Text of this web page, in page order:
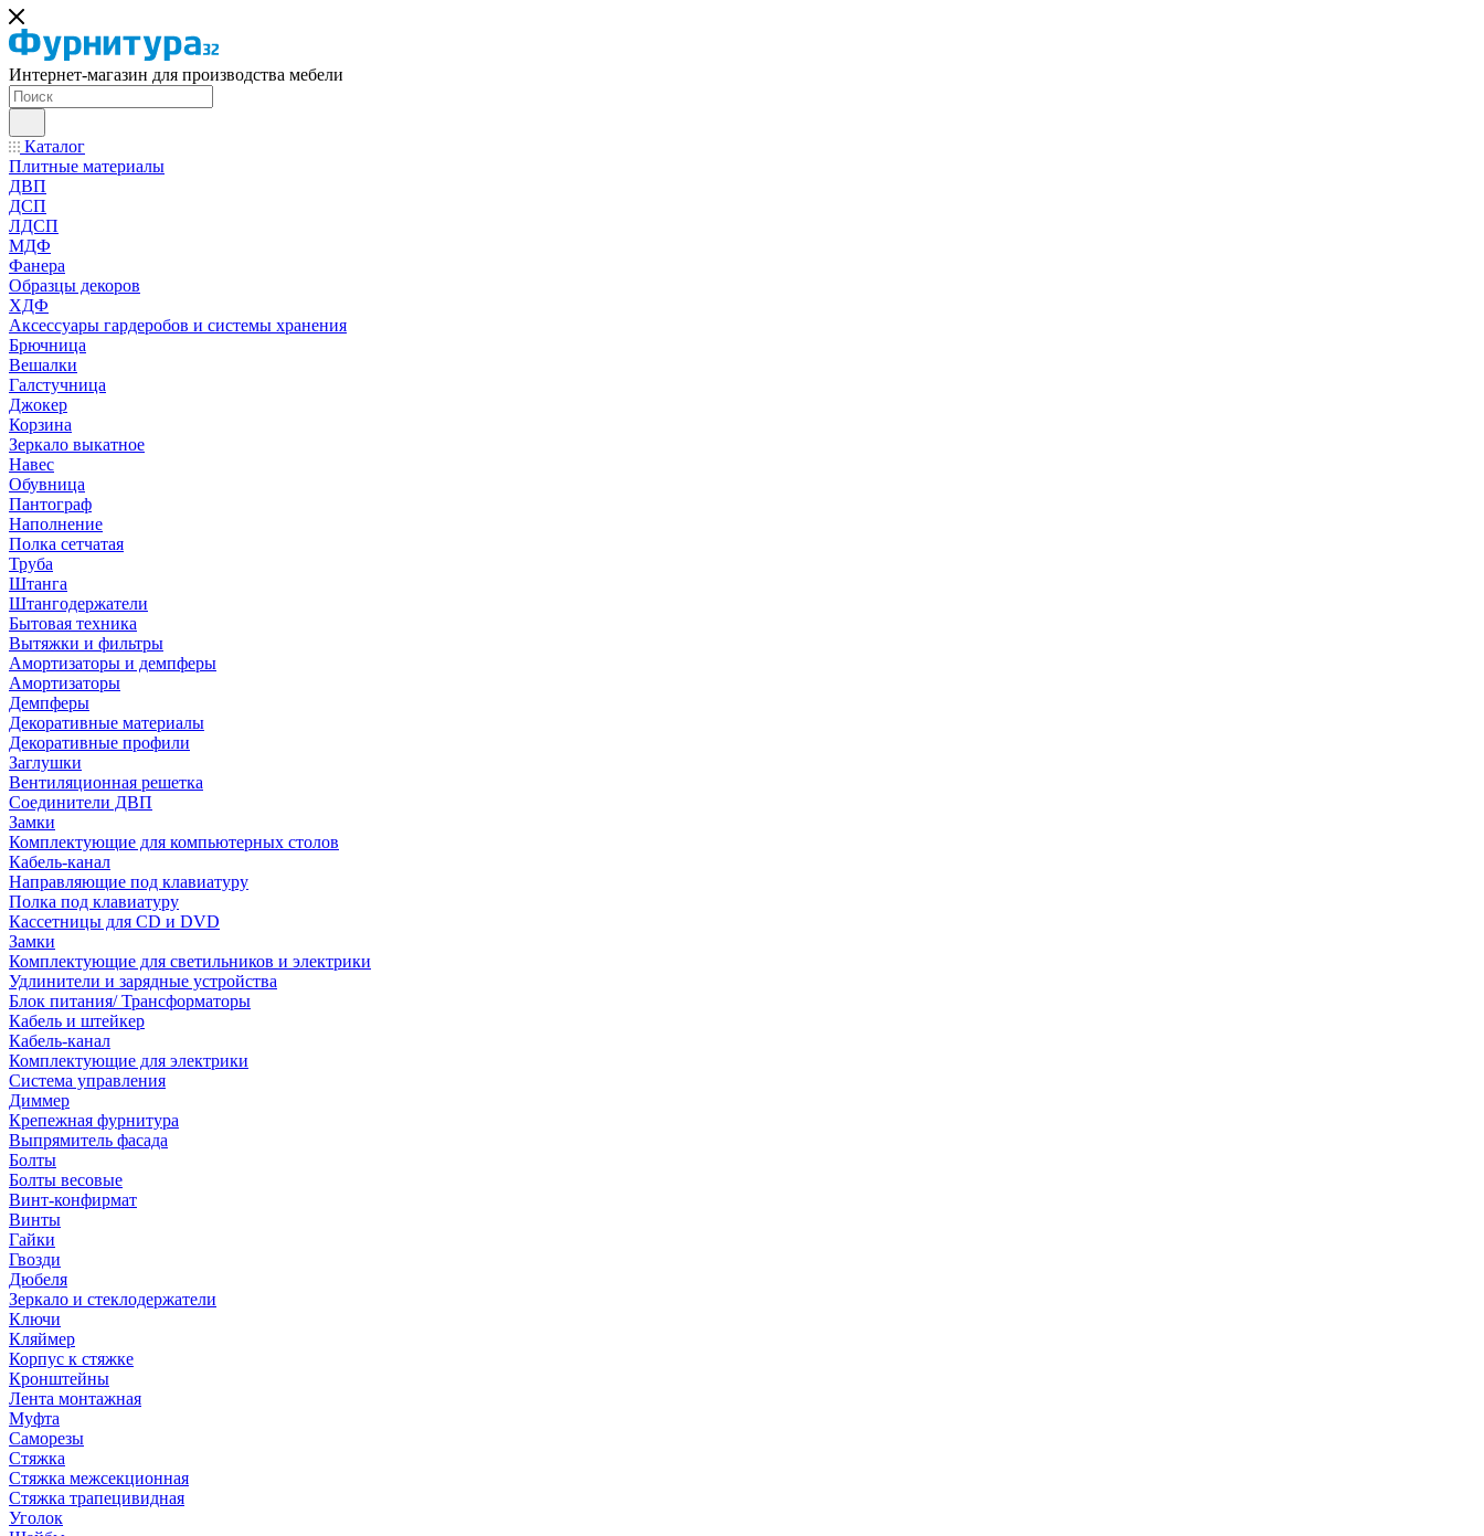
Интернет-магазин для производства мебели
Каталог
Плитные материалы
ДВП
ДСП
ЛДСП
МДФ
Фанера
Образцы декоров
ХДФ
Аксессуары гардеробов и системы хранения
Брючница
Вешалки
Галстучница
Джокер
Корзина
Зеркало выкатное
Навес
Обувница
Пантограф
Наполнение
Полка сетчатая
Труба
Штанга
Штангодержатели
Бытовая техника
Вытяжки и фильтры
Амортизаторы и демпферы
Амортизаторы
Демпферы
Декоративные материалы
Декоративные профили
Заглушки
Вентиляционная решетка
Соединители ДВП
Замки
Комплектующие для компьютерных столов
Кабель-канал
Направляющие под клавиатуру
Полка под клавиатуру
Кассетницы для CD и DVD
Замки
Комплектующие для светильников и электрики
Удлинители и зарядные устройства
Блок питания/ Трансформаторы
Кабель и штейкер
Кабель-канал
Комплектующие для электрики
Система управления
Диммер
Крепежная фурнитура
Выпрямитель фасада
Болты
Болты весовые
Винт-конфирмат
Винты
Гайки
Гвозди
Дюбеля
Зеркало и стеклодержатели
Ключи
Кляймер
Корпус к стяжке
Кронштейны
Лента монтажная
Муфта
Саморезы
Стяжка
Стяжка межсекционная
Стяжка трапецивидная
Уголок